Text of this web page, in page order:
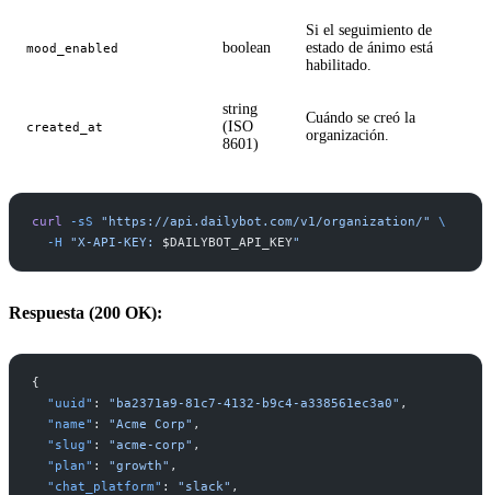
mood_enabled boolean
Si el seguimiento de
estado de ánimo está
habilitado.
created_at
string
(ISO
8601)
Cuándo se creó la
organización.
curl -sS "https://api.dailybot.com/v1/organization/"
\
  -H
"X-API-KEY: $DAILYBOT_API_KEY"
Respuesta (200 OK):
{
  "uuid"
: "ba2371a9-81c7-4132-b9c4-a338561ec3a0" ,
  "name"
: "Acme Corp" ,
  "slug"
: "acme-corp" ,
  "plan"
: "growth" ,
  "chat_platform"
: "slack" ,